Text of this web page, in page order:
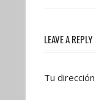
LEAVE A REPLY
Tu